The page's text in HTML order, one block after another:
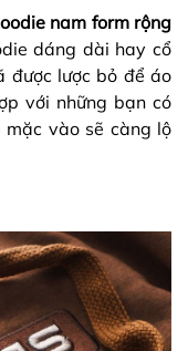
nam form rộng
dáng dài hay cổ
được lược bỏ để áo
với những bạn có
vào sẽ càng lộ